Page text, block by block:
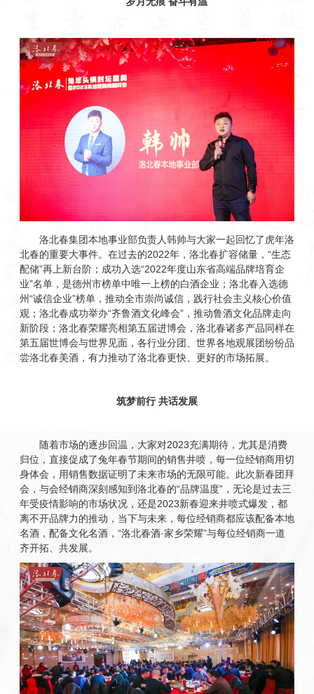
洛北春集团本地事业部负责人韩帅与大家一起回忆了虎年洛
北春的重要大事件。在过去的2022年，洛北春扩容储量，“生态
配储”再上新台阶；成功入选“2022年度山东省高端品牌培育企
业”名单，是德州市榜单中唯一上榜的白酒企业；洛北春入选德
州“诚信企业”榜单，推动全市崇尚诚信，践行社会主义核心价值
观；洛北春成功举办“齐鲁酒文化峰会”，推动鲁酒文化品牌走向
新阶段；洛北春荣耀亮相第五届进博会，洛北春诸多产品同样在
第五届世博会与世界见面，各行业分团、世界各地观展团纷纷品
尝洛北春美酒，有力推动了洛北春更快、更好的市场拓展。
筑梦前行 共话发展
随着市场的逐步回温，大家对2023充满期待，尤其是消费
归位，直接促成了兔年春节期间的销售井喷，每一位经销商用切
身体会，用销售数据证明了未来市场的无限可能。此次新春团拜
会，与会经销商深刻感知到洛北春的“品牌温度”，无论是过去三
年受疫情影响的市场状况，还是2023新春迎来井喷式爆发，都
离不开品牌力的推动，当下与未来，每位经销商都应该配备本地
名酒，配备文化名酒，“洛北春酒·家乡荣耀”与每位经销商一道
齐开拓、共发展。